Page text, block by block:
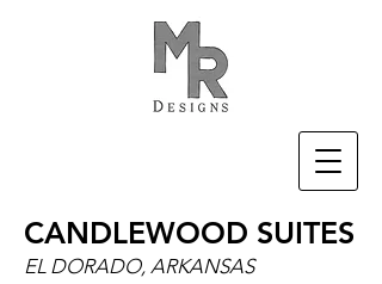
CANDLEWOOD SUITES
EL DORADO, ARKANSAS